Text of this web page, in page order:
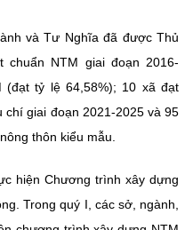
NGHỆ
TECHNOLOGY
Góp ý
Công nghệ (MST)
Khoa học và Công nghệ.
và Tư Nghĩa đã được Thủ
chuẩn NTM giai đoạn 2016-
(đạt tỷ lệ 64,58%); 10 xã đạt
chí giai đoạn 2021-2025 và 95
thôn kiểu mẫu.
hiện Chương trình xây dựng
Trong quý I, các sở, ngành,